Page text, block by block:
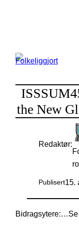
the New
Redaktør:
Publisert15.
Bidragsytere: